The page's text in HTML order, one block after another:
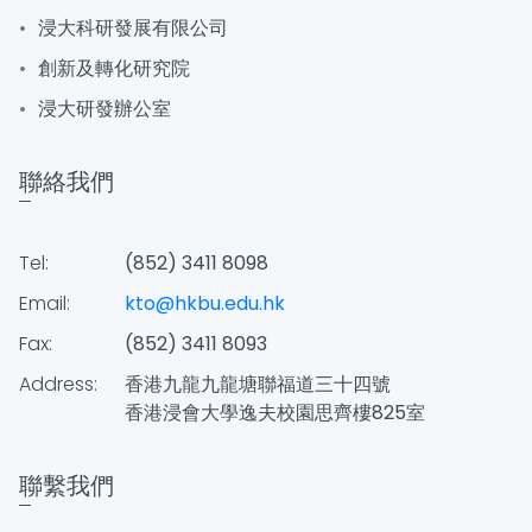
浸大科研發展有限公司
創新及轉化研究院
浸大研發辦公室
聯絡我們
Tel:
(852) 3411 8098
Email:
kto@hkbu.edu.hk
Fax:
(852) 3411 8093
Address:
香港九龍九龍塘聯福道三十四號
香港浸會大學逸夫校園思齊樓825室
聯繫我們